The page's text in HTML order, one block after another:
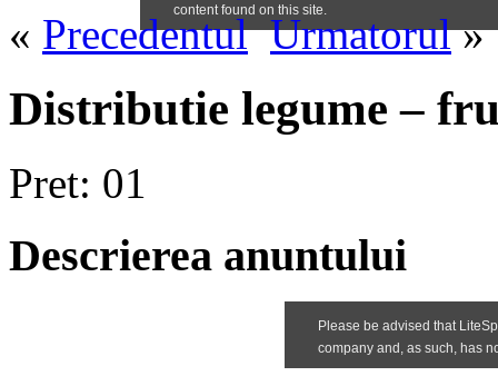
« Precedentul Urmatorul»
Distributie legume –
Pret: 01
Descrierea anuntului